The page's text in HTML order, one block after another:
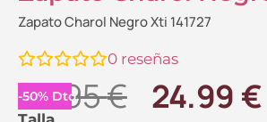
Zapato Charol Negro Xti 141727
0 reseñas
-50% Dto.
49.95€ El
24.99 €El
Zapato